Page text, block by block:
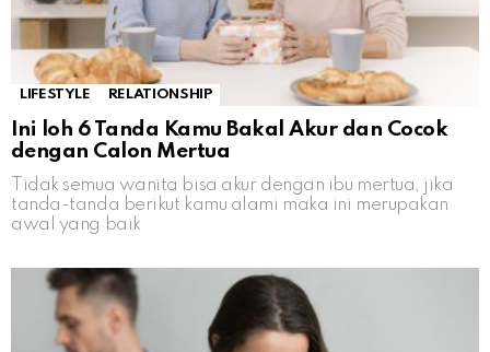
LIFESTYLE RELATIONSHIP
Ini loh 6 Tanda Kamu Bakal Akur dan Cocok
dengan Calon Mertua
Tidak semua wanita bisa akur dengan ibu mertua, jika
tanda-tanda berikut kamu alami maka ini merupakan
awal yang baik